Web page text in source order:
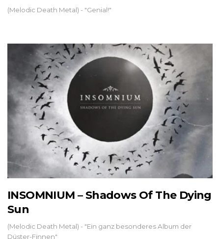
(Melodic Death Metal) - "Genial!"
INSOMNIUM – Shadows Of The Dying
Sun
(Melodic Death Metal) - "Ein ganz besonderes Album der
Düster-Finnen"